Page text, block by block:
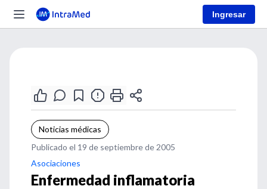
Ingresar
Noticias médicas
Publicado el 19 de septiembre de 2005
Asociaciones
Enfermedad inflamatoria